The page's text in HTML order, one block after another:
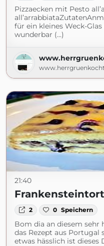
Pizzaecken mit Pesto
für ein kleines Weck-
wunderbar (...)
21:40
2 0 Speichern
Bom dia an diesem sehr
das Rezept aus Portugal
etwas hässlich ist dieses